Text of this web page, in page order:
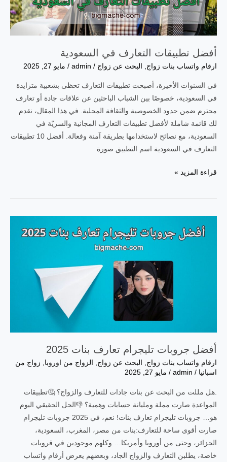
أفضل تطبيقات التعارف في السعودية
ارقام واتساب بنات زواج البحث عن زواج /
admin
/ مايو 27, 2025
في السنوات الأخيرة، أصبحت تطبيقات التعارف تحظى بشعبية متزايدة
في السعودية، خصوصًا بين الشباب الباحثين عن علاقات جادة أو تعارف
محترم ضمن حدود الخصوصية والثقافة المحلية. في هذا المقال، نقدم
لك قائمة شاملة لأفضل تطبيقات التعارف المجانية والسريّة في
السعودية، مع نصائح لاستخدامها بطريقة آمنة وفعالة. أفضل 10 تطبيقات
التعارف في السعودية اسم التطبيق صورة
أفضل
التعارف
قراءة المزيد »
أفضل جروبات تليجرام تعارف بنات 2025
ارقام واتساب بنات زواج, البحث عن زواج, الزواج من اوروبا, زواج من
اسبانيا /
admin
/ مايو 27, 2025
.هل مللت من البحث عن بنات جادات للتعارف والزواج؟ 🤔تطبيقات
المواعدة صارت مملة ومليانة حسابات وهمية؟ 👎الحل الحقيقي اليوم
هو… جروبات تليجرام تعارف بنات! نعم، في 2025 جروبات تليجرام
صارت أقوى ساحة للتعارف:بنات من مصر، المغرب، السعودية،
الجزائر، وحتى من أوروبا وأمريكا… وكلهم موجودين في قروبات
خاصة، يطلبن التعارف والزواج الجاد، وبعضهم يعرض أرقام واتساب